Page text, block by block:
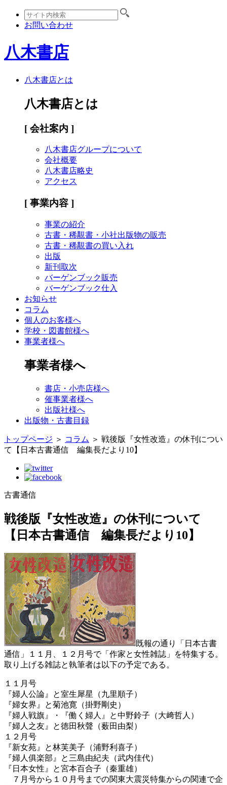
お問い合わせ
八木書店
八木書店とは
八木書店とは
[ 会社案内 ]
八木書店グループについて
会社概要
八木書店略史
アクセス
[ 事業内容 ]
事業の紹介
古書・稀覯書・小社出版物の販売
古書・稀覯書の買い入れ
出版
新刊取次
バーゲンブック販売
バーゲンブック仕入
お知らせ
コラム
個人のお客様へ
学校・図書館様へ
事業者様へ
事業者様へ
書店・小売店様へ
催事業者様へ
出版社様へ
出版物・古書目録
トップページ ＞ コラム ＞ 戦後版『女性改造』の休刊につい
て【日本古書通信 編集長だより10】
古書通信
戦後版『女性改造』の休刊について
【日本古書通信 編集長だより10】
既報の通り「日本古書
通信」１１月、１２月号で「作家と女性雑誌」を特集する。
取り上げる雑誌と執筆者は以下の予定である。
１１月号
『婦人公論』と室生犀星（九里順子）
『婦女界』と菊池寛（掛野剛史）
『婦人戦旗』・『働く婦人』と中野鈴子（大﨑哲人）
『婦人之友』と徳田秋聲（薮田由梨）
１２月号
『新女苑』と林芙美子（浦野利喜子）
『婦人俱楽部』と三島由紀夫（武内佳代）
『日本女性』と宮本百合子（秦重雄）
７月号から１０月号までの関東大震災特集からの関連で企